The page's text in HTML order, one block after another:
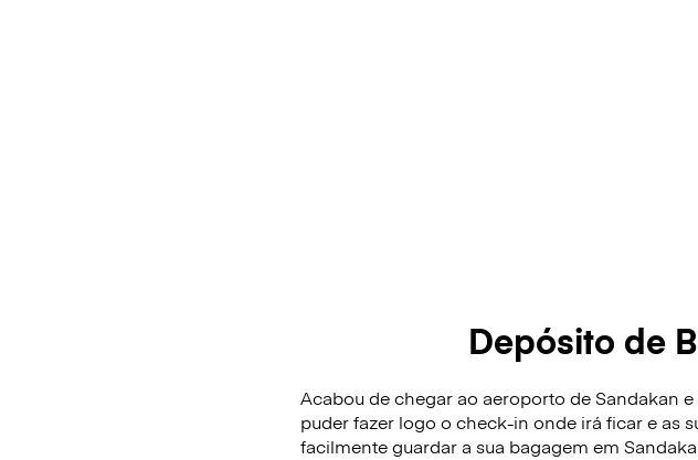
Depósito de
Acabou de chegar ao aeroporto de Sandakan
puder fazer logo o check-in onde irá ficar e as
facilmente guardar a sua bagagem em